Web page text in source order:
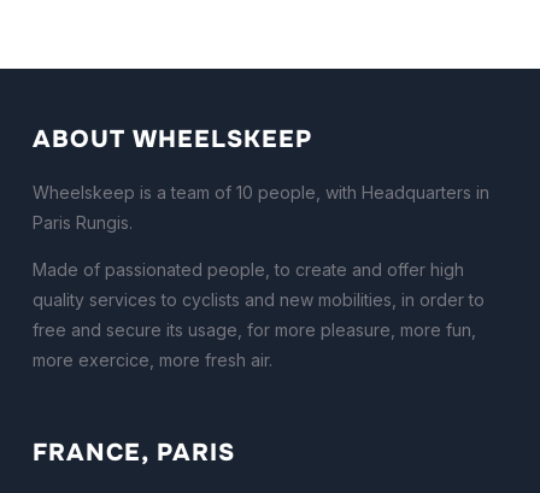
ABOUT WHEELSKEEP
Wheelskeep is a team of 10 people, with Headquarters in
Paris Rungis.
Made of passionated people, to create and offer high
quality services to cyclists and new mobilities, in order to
free and secure its usage, for more pleasure, more fun,
more exercice, more fresh air.
FRANCE, PARIS